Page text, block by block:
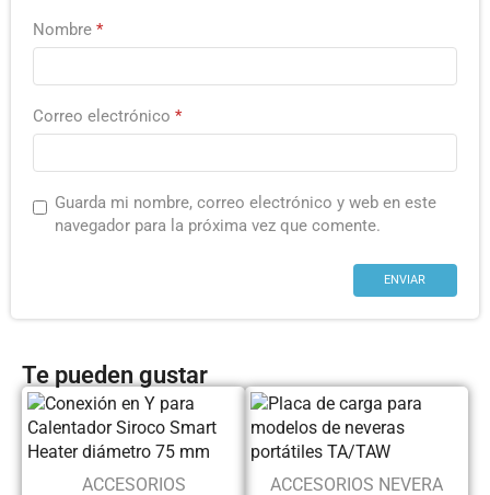
Nombre *
Correo electrónico *
Guarda mi nombre, correo electrónico y web en este
navegador para la próxima vez que comente.
Te pueden gustar
ACCESORIOS ACCESORIOS NEVERA